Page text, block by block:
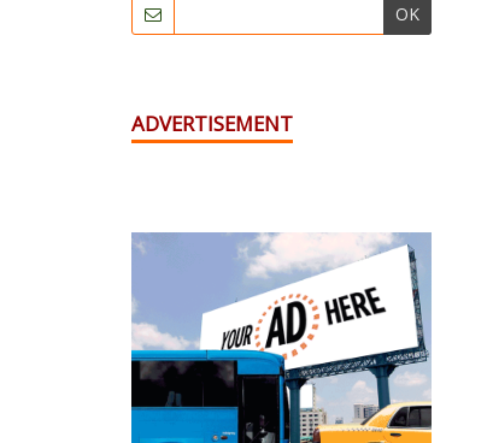
OK
ADVERTISEMENT